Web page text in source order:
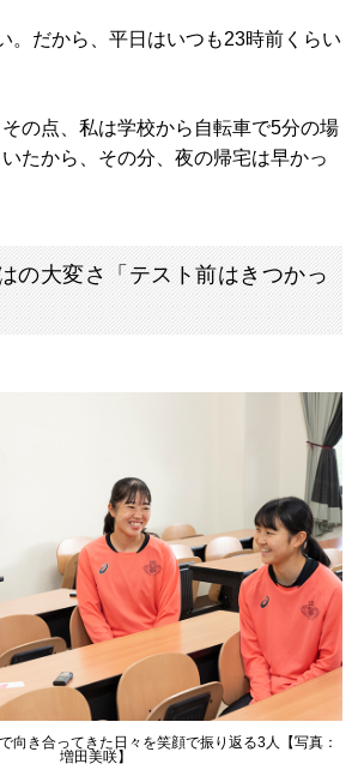
だから、平日はいつも23時前くらい
の点、私は学校から自転車で5分の場
たから、その分、夜の帰宅は早かっ
の大変さ「テスト前はきつかっ
向き合ってきた日々を笑顔で振り返る3人【写真：
増田美咲】